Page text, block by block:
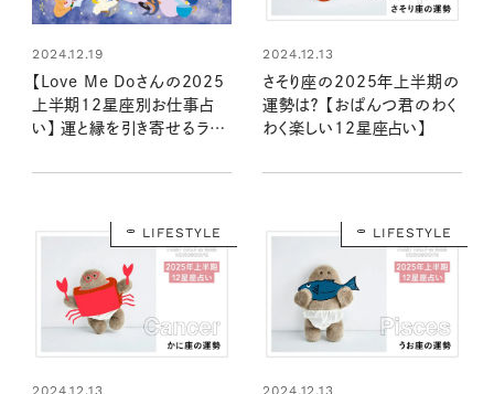
2024.12.19
【Love Me Doさんの2025
上半期12星座別お仕事占
い】 運と縁を引き寄せるラブ
2024.12.13
さそり座の2025年上半期の
運勢は？ 【おぱんつ君のわく
わく楽しい12星座占い】
LIFESTYLE
2024.12.13
LIFESTYLE
2024.12.13